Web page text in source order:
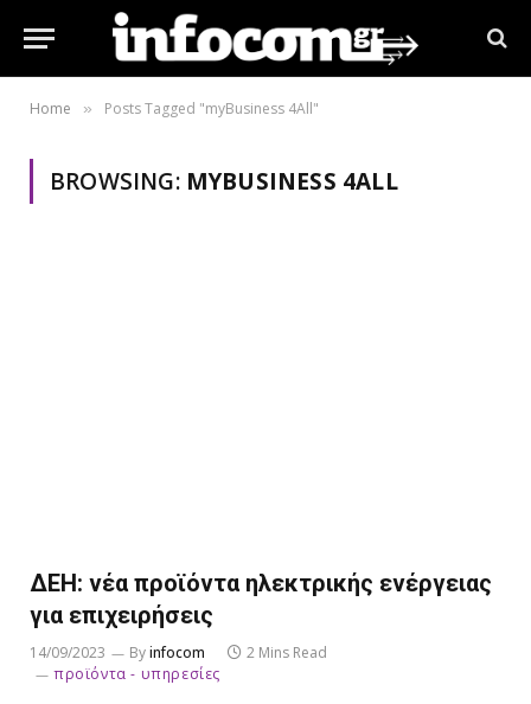
Home » Posts Tagged "myBusiness 4All"
BROWSING: MYBUSINESS 4ALL
ΔΕΗ: νέα προϊόντα ηλεκτρικής ενέργειας
για επιχειρήσεις
14/09/2023 Byinfocom
2 Mins Read
προϊόντα - υπηρεσίες